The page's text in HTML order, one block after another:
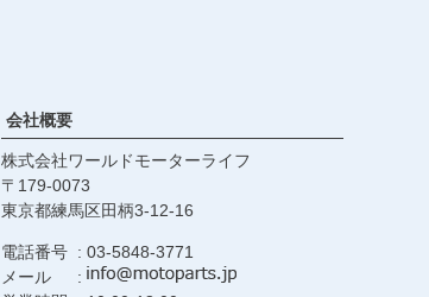
会社概要
株式会社ワールドモーターライフ
179-0073
東京都練馬区田柄3-12-16
電話番号
03-5848-3771
メール